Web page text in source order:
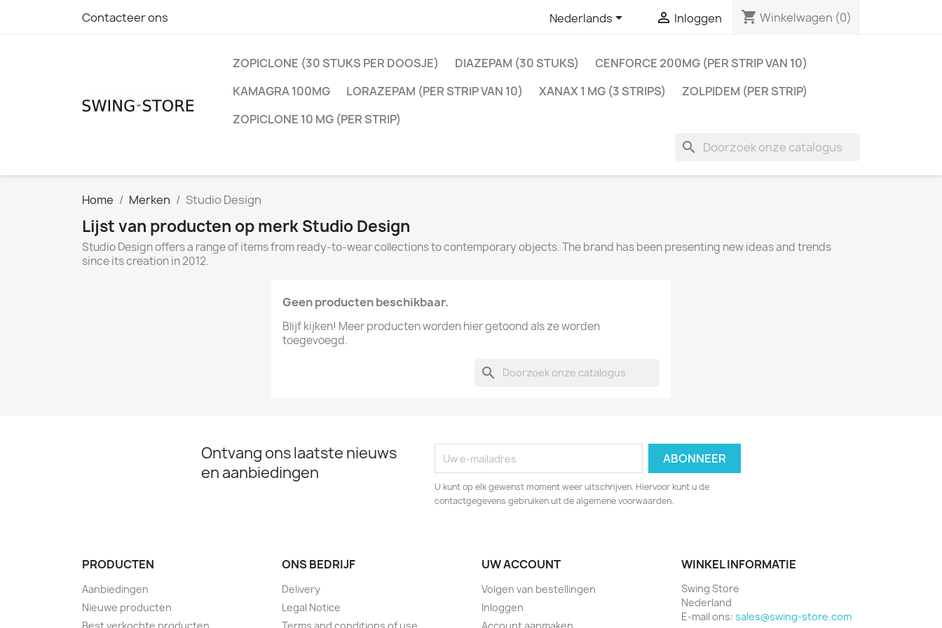
Contacteer ons Nederlands  Inloggen shopping_cart Winkelwagen (0)
ZOPICLONE (30 STUKS PER DOOSJE) DIAZEPAM (30 STUKS)
CENFORCE 200MG (PER STRIP VAN 10)
KAMAGRA 100MG
LORAZEPAM (PER STRIP VAN 10) XANAX 1 MG (3 STRIPS)
ZOLPIDEM (PER STRIP)
ZOPICLONE 10 MG (PER STRIP)
search
Home Merken Studio Design
Lijst van producten op merk Studio Design
Studio Design offers a range of items from ready-to-wear collections to contemporary objects. The brand has been presenting new ideas and trends
since its creation in 2012.
Geen producten beschikbaar.
Blijf kijken! Meer producten worden hier getoond als ze worden
toegevoegd.
search
Ontvang ons laatste nieuws
en aanbiedingen
U kunt op elk gewenst moment weer uitschrijven. Hiervoor kunt u de
contactgegevens gebruiken uit de algemene voorwaarden.
PRODUCTEN
Aanbiedingen
Nieuwe producten
ONS BEDRIJF
Delivery
Legal Notice
UW ACCOUNT
Volgen van bestellingen
Inloggen
WINKEL INFORMATIE
Swing Store
Nederland
E-mail ons: sales@swing-store.com